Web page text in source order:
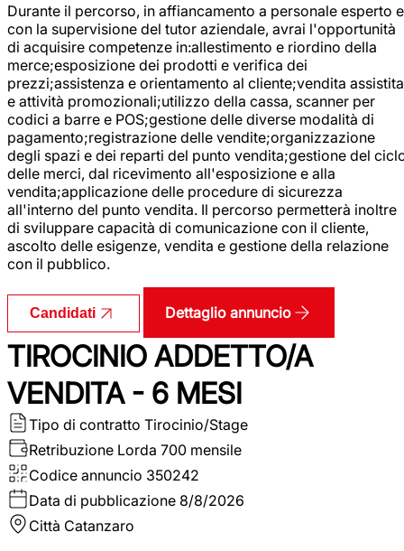
Durante il percorso, in affiancamento a personale esperto e
con la supervisione del tutor aziendale, avrai l'opportunità
di acquisire competenze in:allestimento e riordino della
merce;esposizione dei prodotti e verifica dei
prezzi;assistenza e orientamento al cliente;vendita assistita
e attività promozionali;utilizzo della cassa, scanner per
codici a barre e POS;gestione delle diverse modalità di
pagamento;registrazione delle vendite;organizzazione
degli spazi e dei reparti del punto vendita;gestione del
delle merci, dal ricevimento all'esposizione e alla
vendita;applicazione delle procedure di sicurezza
all'interno del punto vendita. Il percorso permetterà inoltre
di sviluppare capacità di comunicazione con il cliente,
ascolto delle esigenze, vendita e gestione della relazione
con il pubblico.
Candidati Dettaglio annuncio
TIROCINIO ADDETTO/A
VENDITA - 6 MESI
Tipo di contratto Tirocinio/Stage
Retribuzione Lorda 700 mensile
Codice annuncio 350242
Data di pubblicazione 8/8/2026
Città Catanzaro